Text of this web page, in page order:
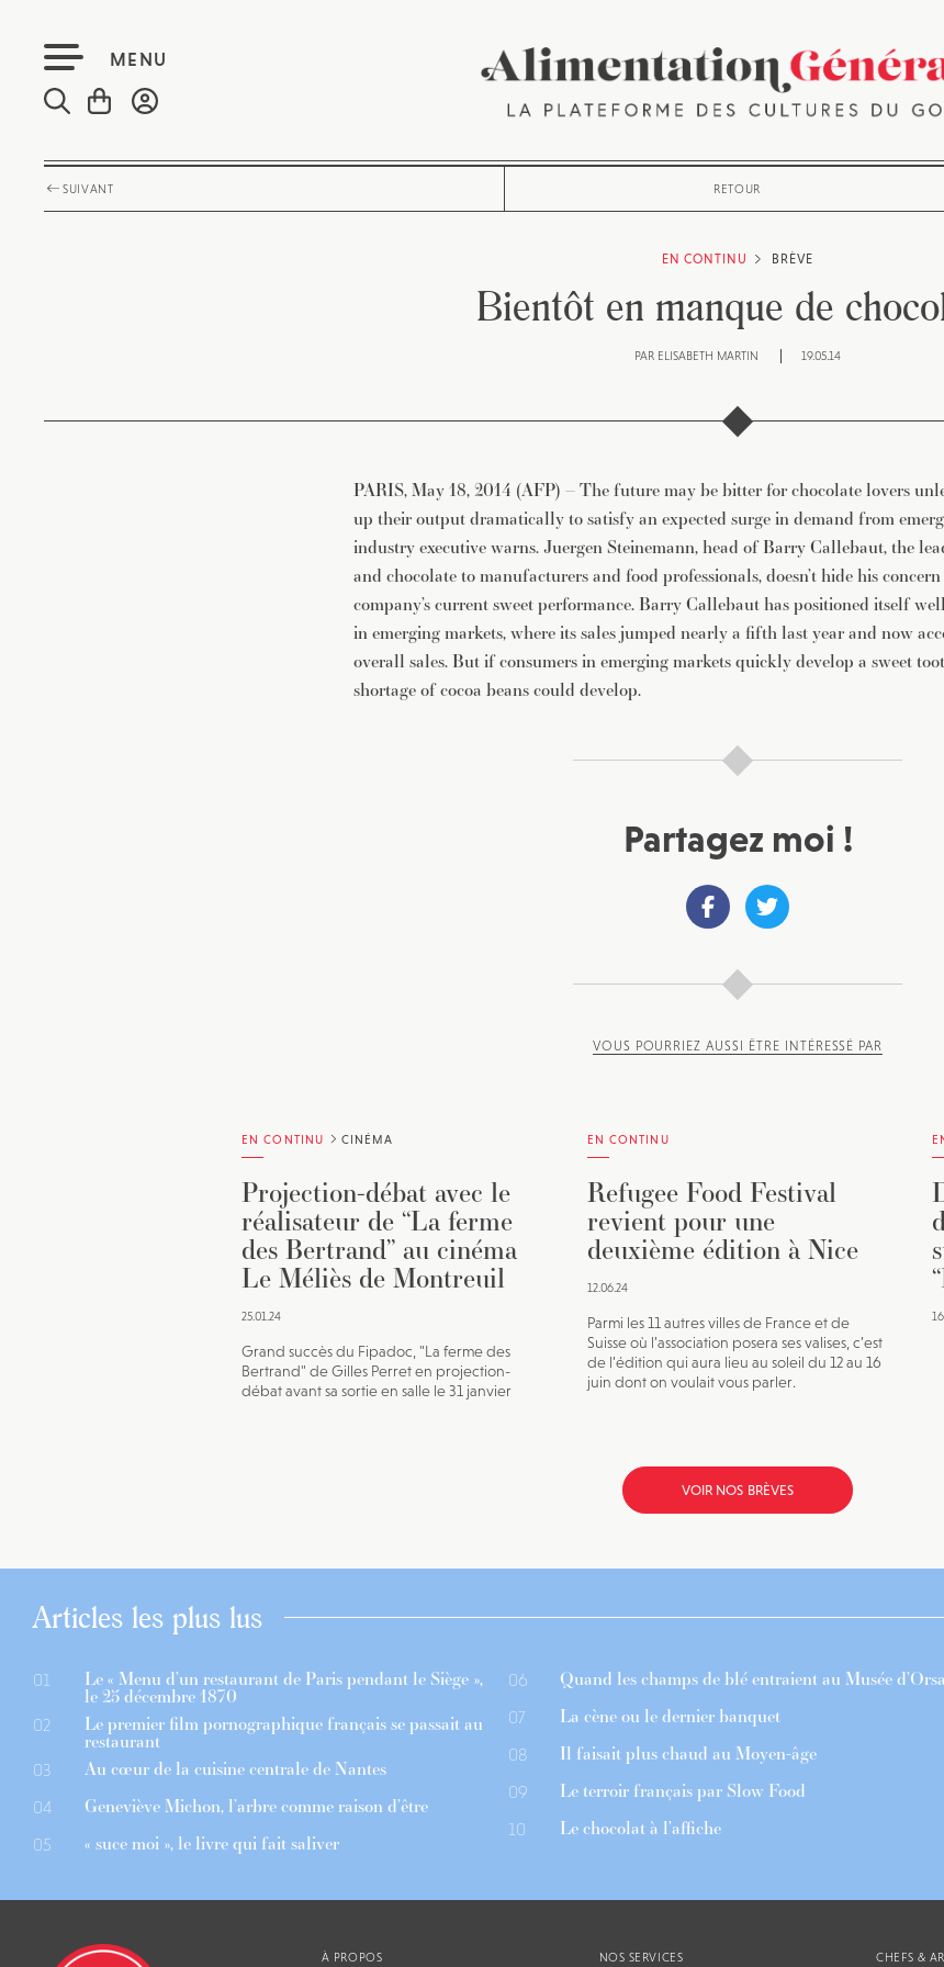
MENU
SUIVANT RETOUR
EN CONTINU BRÈVE
Bientôt en manque de
PAR ELISABETH MARTIN 19.05.14
PARIS, May 18, 2014 (AFP) – The future may be bitter for chocolate lovers
up their output dramatically to satisfy an expected surge in demand from
industry executive warns. Juergen Steinemann, head of Barry Callebaut, the
and chocolate to manufacturers and food professionals, doesn’t hide his
company’s current sweet performance. Barry Callebaut has positioned itself
in emerging markets, where its sales jumped nearly a fifth last year and now
overall sales. But if consumers in emerging markets quickly develop a sweet
shortage of cocoa beans could develop.
Partagez moi !
VOUS POURRIEZ AUSSI ÊTRE INTÉRESSÉ PAR
EN CONTINU CINÉMA
Projection-débat avec le
réalisateur de “La ferme
des Bertrand” au cinéma
Le Méliès de Montreuil
25.01.24
Grand succès du Fipadoc, "La ferme des
Bertrand" de Gilles Perret en projection-
débat avant sa sortie en salle le 31 janvier
EN CONTINU
Refugee Food Festival
revient pour une
deuxième édition à Nice
12.06.24
Parmi les 11 autres villes de France et de
Suisse où l’association posera ses valises, c’est
de l’édition qui aura lieu au soleil du 12 au 16
juin dont on voulait vous parler.
VOIR NOS BRÈVES
Articles les plus lus
01 Le « Menu d’un restaurant de Paris pendant le Siège »,
le 25 décembre 1870
02 Le premier film pornographique français se passait au
restaurant
03 Au cœur de la cuisine centrale de Nantes
04 Geneviève Michon, l’arbre comme raison d’être
05 « suce moi », le livre qui fait saliver
06 Quand les champs de blé entraient au Musée
07 La cène ou le dernier banquet
08 Il faisait plus chaud au Moyen-âge
09 Le terroir français par Slow Food
10 Le chocolat à l’affiche
À PROPOS NOS SERVICES CHEFS &